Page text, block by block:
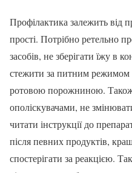
Профілактика залежить від
прості. Потрібно ретельно
засобів, не зберігати їжу в
стежити за питним режимом
ротовою порожниною.
ополіскувачами, не
читати інструкції до
після певних продуктів,
спостерігати за реакцією.